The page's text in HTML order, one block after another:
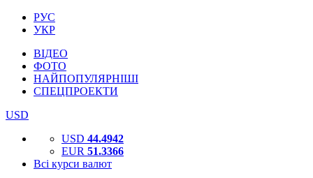
РУС
УКР
ВІДЕО
ФОТО
НАЙПОПУЛЯРНІШІ
СПЕЦПРОЕКТИ
USD
USD 44.4942
EUR 51.3366
Всі курси валют